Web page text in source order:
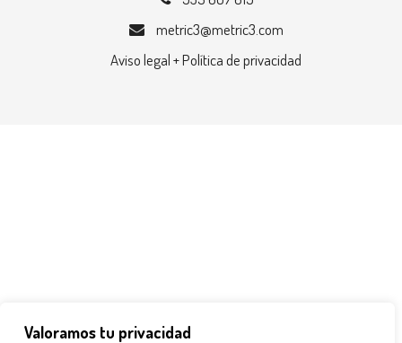
Valoramos tu privacidad
metric3@metric3.com
Aviso legal + Política de privacidad